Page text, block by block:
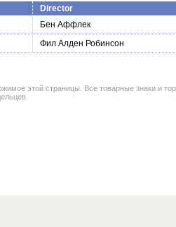
Director
Бен Аффлек
Фил Алден Робинсон
этой страницы. Все товарные знаки и